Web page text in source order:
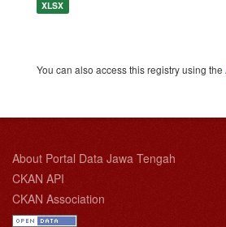
XLSX
You can also access this registry using the
About Portal Data Jawa Tengah
CKAN API
CKAN Association